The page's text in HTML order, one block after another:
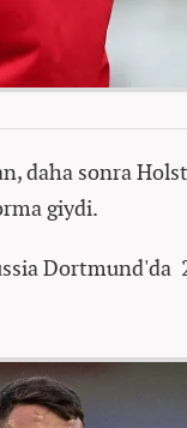
daha sonra
giydi.
Dortmund'da